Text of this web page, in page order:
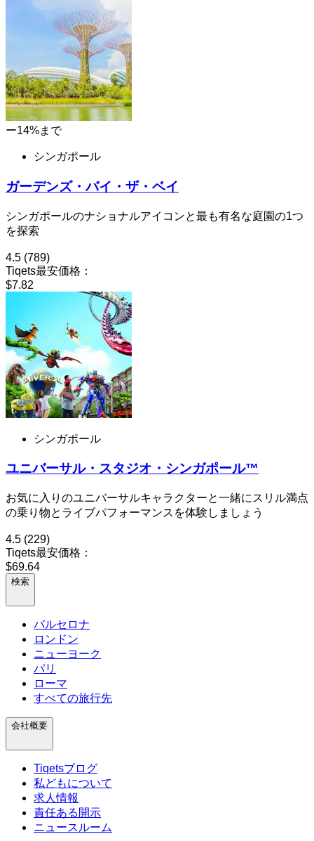
ー14%まで
シンガポール
ガーデンズ・バイ・ザ・ベイ
シンガポールのナショナルアイコンと最も有名な庭園の1つ
を探索
4.5 (789)
Tiqets最安価格：
$7.82
シンガポール
ユニバーサル・スタジオ・シンガポール™
お気に入りのユニバーサルキャラクターと一緒にスリル満点
の乗り物とライブパフォーマンスを体験しましょう
4.5 (229)
Tiqets最安価格：
$69.64
検索
バルセロナ
ロンドン
ニューヨーク
パリ
ローマ
すべての旅行先
会社概要
Tiqetsブログ
私どもについて
求人情報
責任ある開示
ニュースルーム